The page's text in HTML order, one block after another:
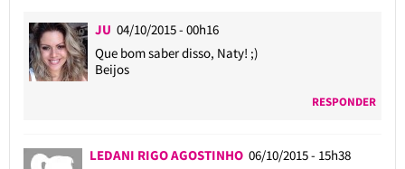
JU 04/10/2015 - 00h16
Que bom saber disso, Naty! ;)
Beijos
RESPONDER
LEDANI RIGO AGOSTINHO 06/10/2015 - 15h38